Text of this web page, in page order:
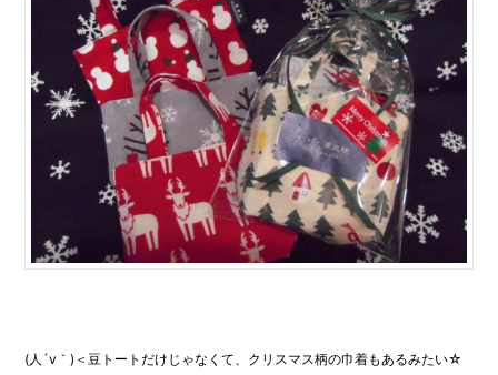
(人´v｀)＜豆トートだけじゃなくて、クリスマス柄の巾着もあるみたい☆